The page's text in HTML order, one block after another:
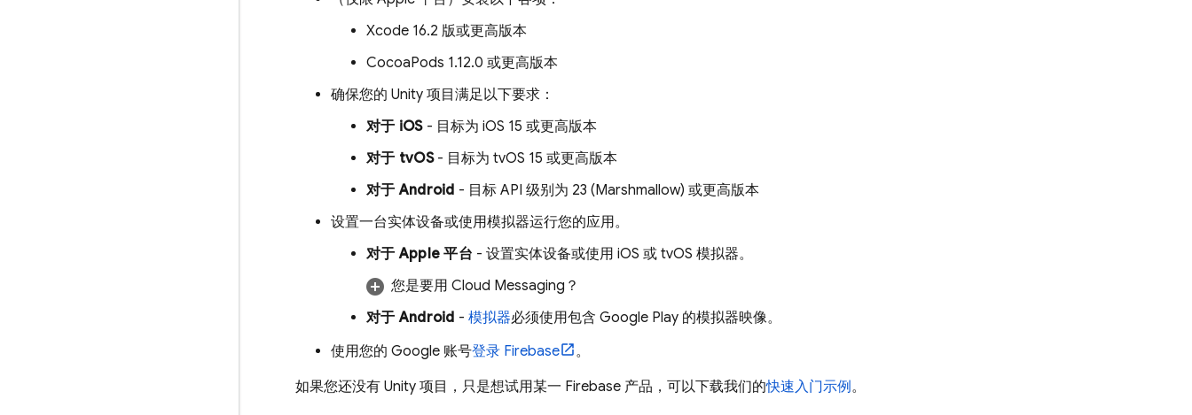
Xcode 16.2 版或更高版本
CocoaPods 1.12.0 或更高版本
确保您的 Unity 项目满足以下要求：
对于 iOS- 目标为 iOS 15 或更高版本
对于 tvOS- 目标为 tvOS 15 或更高版本
对于 Android - 目标 API 级别为 23 (Marshmallow) 或更高版本
设置一台实体设备或使用模拟器运行您的应用。
对于 Apple 平台 - 设置实体设备或使用 iOS 或 tvOS 模拟器。
您是要用 Cloud Messaging ？
对于 Android - 模拟器必须使用包含 Google Play 的模拟器映像。
使用您的 Google 账号登录 Firebase
。
如果您还没有 Unity 项目，只是想试用某一 Firebase 产品，可以下载我们的快速入门示例。